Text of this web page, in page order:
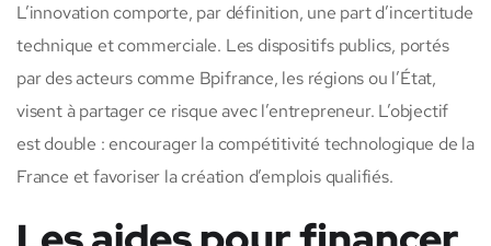
L’innovation comporte, par définition, une part d’incertitude
technique et commerciale. Les dispositifs publics, portés
par des acteurs comme Bpifrance, les régions ou l’État,
visent à partager ce risque avec l’entrepreneur. L’objectif
est double : encourager la compétitivité technologique de la
France et favoriser la création d’emplois qualifiés.